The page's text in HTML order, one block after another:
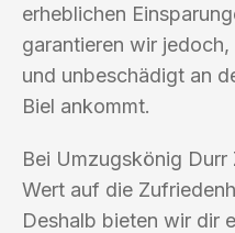
erheblichen
garantieren wir
und unbeschädigt an
Biel ankommt.
Bei Umzugskönig
Wert auf die
Deshalb bieten wir dir